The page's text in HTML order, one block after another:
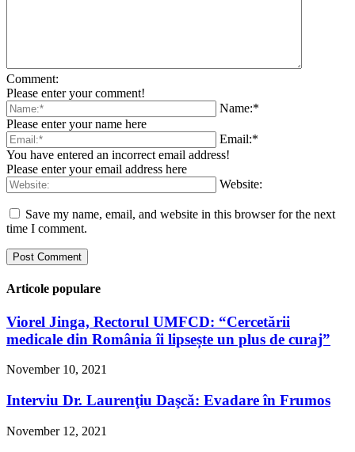
Comment:
Please enter your comment!
Name:*
Please enter your name here
Email:*
You have entered an incorrect email address!
Please enter your email address here
Website:
Save my name, email, and website in this browser for the next
time I comment.
Articole populare
Viorel Jinga, Rectorul UMFCD: “Cercetării
medicale din România îi lipsește un plus de curaj”
November 10, 2021
Interviu Dr. Laurenţiu Daşcă: Evadare în Frumos
November 12, 2021